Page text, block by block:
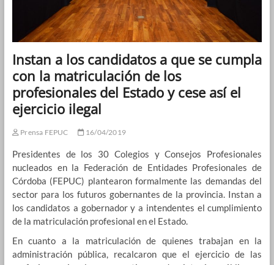
Instan a los candidatos a que se cumpla
con la matriculación de los
profesionales del Estado y cese así el
ejercicio ilegal
Prensa FEPUC 16/04/2019
Presidentes de los 30 Colegios y Consejos Profesionales
nucleados en la Federación de Entidades Profesionales de
Córdoba (FEPUC) plantearon formalmente las demandas del
sector para los futuros gobernantes de la provincia. Instan a
los candidatos a gobernador y a intendentes el cumplimiento
de la matriculación profesional en el Estado.
En cuanto a la matriculación de quienes trabajan en la
administración pública, recalcaron que el ejercicio de las